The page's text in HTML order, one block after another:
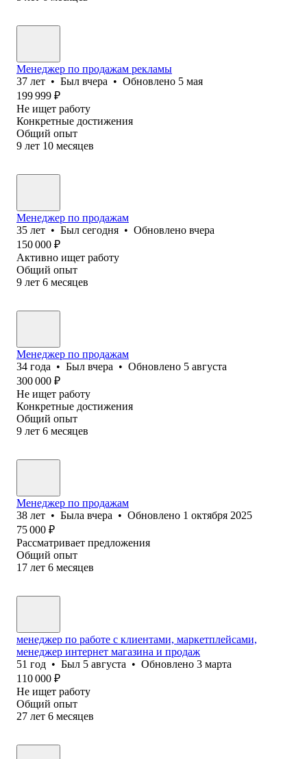
Менеджер по продажам рекламы
37 лет • Был вчера • Обновлено 5 мая
199 999 ₽
Не ищет работу
Конкретные достижения
Общий опыт
9 лет 10 месяцев
Менеджер по продажам
35 лет • Был сегодня • Обновлено вчера
150 000 ₽
Активно ищет работу
Общий опыт
9 лет 6 месяцев
Менеджер по продажам
34 года • Был вчера • Обновлено 5 августа
300 000 ₽
Не ищет работу
Конкретные достижения
Общий опыт
9 лет 6 месяцев
Менеджер по продажам
38 лет • Была вчера • Обновлено 1 октября 2025
75 000 ₽
Рассматривает предложения
Общий опыт
17 лет 6 месяцев
менеджер по работе с клиентами, маркетплейсами,
менеджер интернет магазина и продаж
51 год • Был 5 августа • Обновлено 3 марта
110 000 ₽
Не ищет работу
Общий опыт
27 лет 6 месяцев